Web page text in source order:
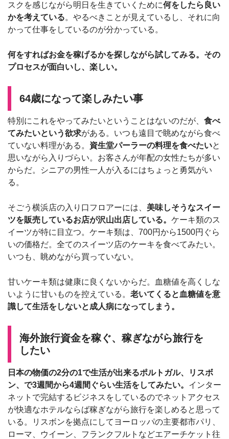
スクを感じながら明日を生きていくために何をしたら良い
かを考えている。やるべきことが見えているし、それに向
かって仕事をしているのが分かっている。
何をすればお金を稼げるかを探しながら試してみる。その
プロセスが面白いし、楽しい。
64歳になって楽しみたい事
特別にこれをやってみたいということはないのだが、 食べ
てみたいという欲求がある。いつも遠目で眺めながら食べ
ていない料理がある。 資生堂パーラーの料理を食べたいと
思いながら入りづらい。お客さんが年配の女性たちが多い
からだ。シニアの男性一人が入るにはちょっと勇気がい
る。
そごう横浜店の入り口フロアーには、 美味しそうなスイー
ツを販売しているお店が沢山出店している。 ケーキ類のス
イーツが特に目立つ。ケーキ類は、700円から1500円ぐら
いの価格だ。全てのスイーツ店のケーキを食べてみたい。
いつも、眺めながら買っていない。
甘いケーキ類は健康に良くないからだ。血糖値を高くしな
いように甘いものを控えている。 老いてくると血糖値を意
識して生活をしないと成人病になってしまう。
海外旅行資金を稼ぐ、稼ぎながら旅行を
したい
日本の物価の2分の1で生活が出来るポルトガル、リスボ
ン、で3週間から4週間ぐらい生活をしてみたい。 インター
ネットで完結するビジネスをしているのでネットアクセス
が快適なホテルならば稼ぎながら旅行を楽しめると思って
いる。リスボンを拠点にしてヨーロッパの主要都市パリ、
ローマ、ウイーン、フランクフルトなどエアーチケット往